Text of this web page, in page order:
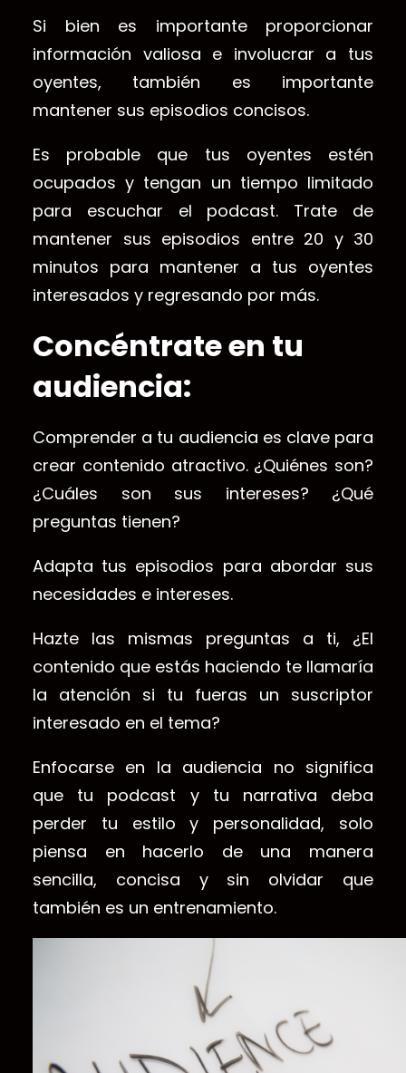
Si bien es importante proporcionar
información valiosa e involucrar a tus
oyentes, también es importante
mantener sus episodios concisos.
Es probable que tus oyentes estén
ocupados y tengan un tiempo limitado
para escuchar el podcast. Trate de
mantener sus episodios entre 20 y 30
minutos para mantener a tus oyentes
interesados y regresando por más.
Concéntrate en tu
audiencia:
Comprender a tu audiencia es clave para
crear contenido atractivo. ¿Quiénes son?
¿Cuáles son sus intereses? ¿Qué
preguntas tienen?
Adapta tus episodios para abordar sus
necesidades e intereses.
Hazte las mismas preguntas a ti, ¿El
contenido que estás haciendo te llamaría
la atención si tu fueras un suscriptor
interesado en el tema?
Enfocarse en la audiencia no significa
que tu podcast y tu narrativa deba
perder tu estilo y personalidad, solo
piensa en hacerlo de una manera
sencilla, concisa y sin olvidar que
también es un entrenamiento.